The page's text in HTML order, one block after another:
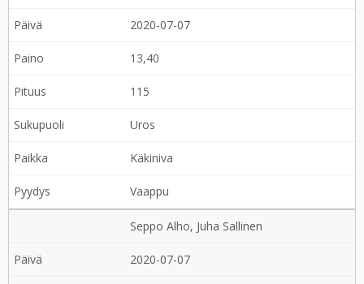
2020-07-07
13,40
115
Uros
Käkiniva
Vaappu
Seppo Alho, Juha Sallinen
2020-07-07